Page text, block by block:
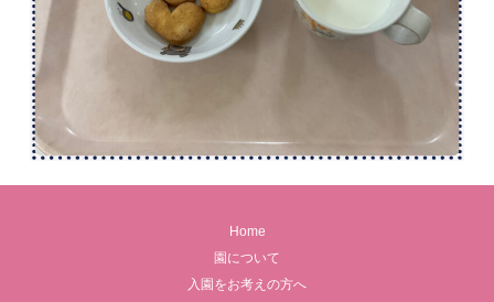
Home
園について
入園をお考えの方へ